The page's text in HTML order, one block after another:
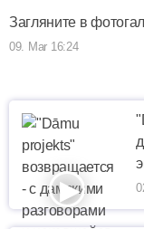
Загляните в
09. Mar 16:24